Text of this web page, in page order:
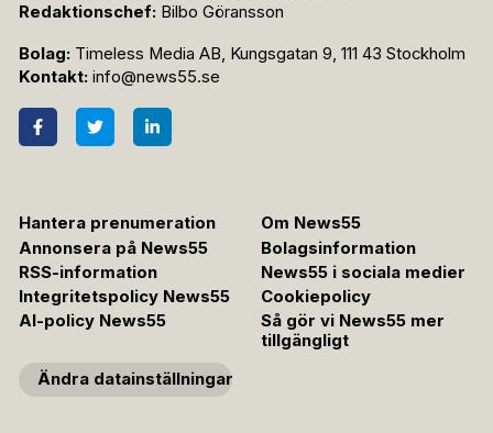
Redaktionschef: Bilbo Göransson
Bolag: Timeless Media AB, Kungsgatan 9, 111 43 Stockholm
Kontakt: info@news55.se
Hantera prenumeration
Om News55
Annonsera på News55
Bolagsinformation
RSS-information
News55 i sociala medier
Integritetspolicy News55
Cookiepolicy
AI-policy News55
Så gör vi News55 mer
tillgängligt
Ändra datainställningar